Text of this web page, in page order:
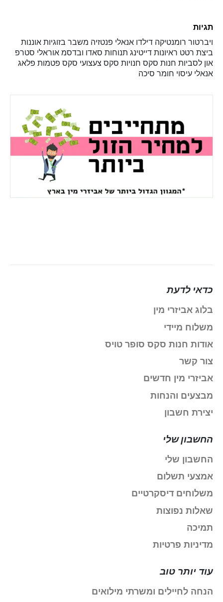
תגיות
ויברטור רומנטיקה דילדו אנאלי פנטזיה משבר בזוגיות אוננות
ביצת רטט ראיונות דייטינג תנוחות סאדו ובדסמ אוראלי סטרפ
און לסביות חנות סקס חנויות סקס צעצועי סקס פטמות פלאג
אנאלי עיסוי חומר סיכה
כדאי לדעת
בלוג אביזרי מין
משלוח מיידי
אודות חנות סקס סופר טויס
צור קשר
אביזרי מין חדשים
מבצעים והנחות
יצירת חשבון
החשבון שלי
החשבון שלי
אמצעי תשלום
משלוחים דיסקרטיים
שאלות נפוצות
תמיכה
מדיניות פרטיות
עוד יותר טוב
הנחה לחיילים ומשרתי מילואים